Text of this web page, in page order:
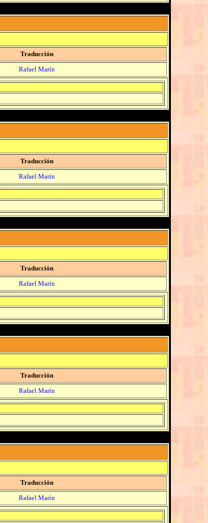
Traducción
Rafael Marín
Traducción
Rafael Marín
Traducción
Rafael Marín
Traducción
Rafael Marín
Traducción
Rafael Marín